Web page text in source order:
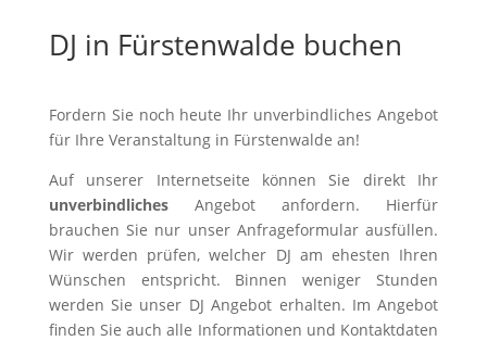
DJ in Fürstenwalde buchen
Fordern Sie noch heute Ihr unverbindliches Angebot
für Ihre Veranstaltung in Fürstenwalde an!
Auf unserer Internetseite können Sie direkt Ihr
unverbindlichesAngebot anfordern. Hierfür
brauchen Sie nur unser Anfrageformular ausfüllen.
Wir werden prüfen, welcher DJ am ehesten Ihren
Wünschen entspricht. Binnen weniger Stunden
werden Sie unser DJ Angebot erhalten. Im Angebot
finden Sie auch alle Informationen und Kontaktdaten